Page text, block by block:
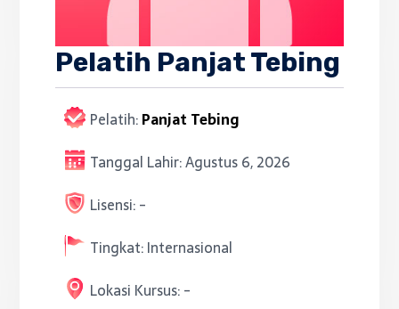
Pelatih Panjat Tebing
Pelatih:Panjat Tebing
Tanggal Lahir:Agustus 6, 2026
Lisensi:-
Tingkat:Internasional
Lokasi Kursus:-